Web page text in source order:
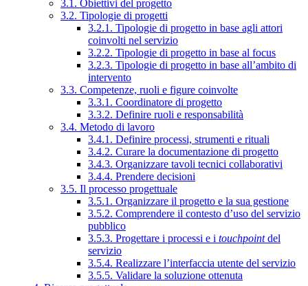
3.1. Obiettivi del progetto
3.2. Tipologie di progetti
3.2.1. Tipologie di progetto in base agli attori
coinvolti nel servizio
3.2.2. Tipologie di progetto in base al focus
3.2.3. Tipologie di progetto in base all’ambito di
intervento
3.3. Competenze, ruoli e figure coinvolte
3.3.1. Coordinatore di progetto
3.3.2. Definire ruoli e responsabilità
3.4. Metodo di lavoro
3.4.1. Definire processi, strumenti e rituali
3.4.2. Curare la documentazione di progetto
3.4.3. Organizzare tavoli tecnici collaborativi
3.4.4. Prendere decisioni
3.5. Il processo progettuale
3.5.1. Organizzare il progetto e la sua gestione
3.5.2. Comprendere il contesto d’uso del servizio
pubblico
3.5.3. Progettare i processi e i touchpointdel
servizio
3.5.4. Realizzare l’interfaccia utente del servizio
3.5.5. Validare la soluzione ottenuta